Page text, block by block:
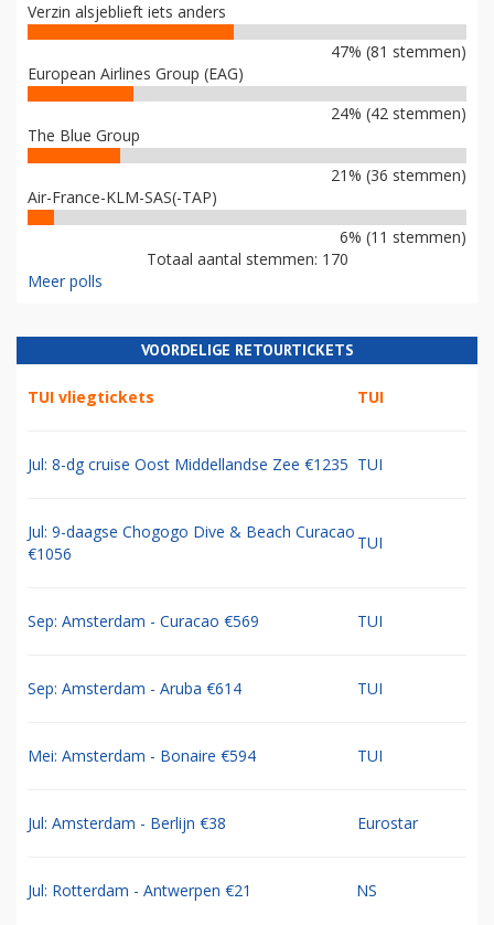
Verzin alsjeblieft iets anders
47% (81 stemmen)
European Airlines Group (EAG)
24% (42 stemmen)
The Blue Group
21% (36 stemmen)
Air-France-KLM-SAS(-TAP)
6% (11 stemmen)
Totaal aantal stemmen: 170
Meer polls
VOORDELIGE RETOURTICKETS
TUI vliegtickets TUI
Jul: 8-dg cruise Oost Middellandse Zee €1235 TUI
Jul: 9-daagse Chogogo Dive & Beach Curacao
€1056
TUI
Sep: Amsterdam - Curacao €569 TUI
Sep: Amsterdam - Aruba €614 TUI
Mei: Amsterdam - Bonaire €594 TUI
Jul: Amsterdam - Berlijn €38 Eurostar
Jul: Rotterdam - Antwerpen €21 NS